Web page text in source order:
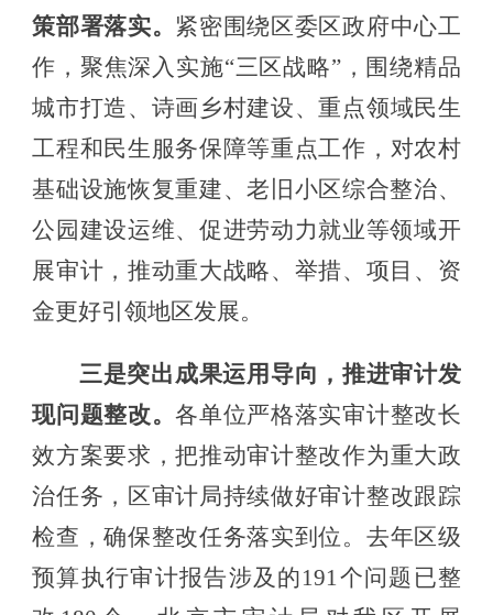
策部署落实。 紧密围绕区委区政府中心工
作，聚焦深入实施“三区战略”，围绕精品
城市打造、诗画 乡村建设、重点领域民生
工程和民生服务保障等重点工作 ， 对农村
基础设施恢复重建、老旧小区综合整治、
公园建设运维、促进劳动力就业等领域开
展审计， 推动重大战略、举措、项目、资
金更好引领地区发展。
三是突出成果运用导向 ， 推进审计发
现问题整改。各单位严格落实审计整改长
效方案要求 ，把推动审计整改作为重大政
治任务 ，区审计局持续做好审计整改跟踪
检查，确保整改任务落实到位。 去年区级
预算执行审计报告涉及的191个问题已整